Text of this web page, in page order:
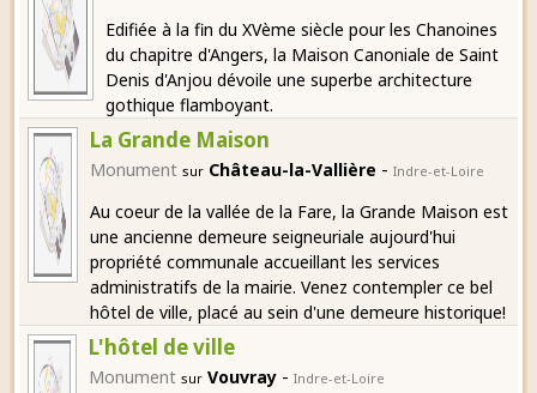
Edifiée à la fin du XVème siècle pour les Chanoines
du chapitre d'Angers, la Maison Canoniale de Saint
Denis d'Anjou dévoile une superbe architecture
gothique flamboyant.
La Grande Maison
Monument sur Château-la-Vallière - Indre-et-Loire
Au coeur de la vallée de la Fare, la Grande Maison est
une ancienne demeure seigneuriale aujourd'hui
propriété communale accueillant les services
administratifs de la mairie. Venez contempler ce bel
hôtel de ville, placé au sein d'une demeure historique!
L'hôtel de ville
Monument sur Vouvray -Indre-et-Loire